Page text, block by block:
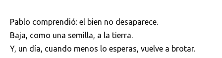
Pablo comprendió: el bien no desaparece.
Baja, como una semilla, a la tierra.
Y, un día, cuando menos lo esperas, vuelve a brotar.